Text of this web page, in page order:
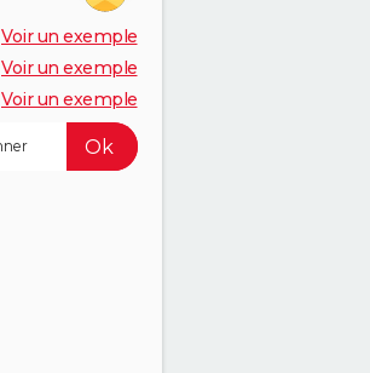
Voir un exemple
Voir un exemple
Voir un exemple